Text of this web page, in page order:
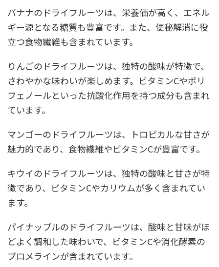
バナナのドライフルーツは、栄養価が高く、エネル
ギー源となる糖質も豊富です。また、便秘解消に役
立つ食物繊維も含まれています。
りんごのドライフルーツは、独特の酸味が特徴で、
さわやかな味わいが楽しめます。ビタミンCやポリ
フェノールといった抗酸化作用を持つ成分も含まれ
ています。
マンゴーのドライフルーツは、トロピカルな甘さが
魅力的であり、食物繊維やビタミンCが豊富です。
キウイのドライフルーツは、独特の酸味と甘さが特
徴であり、ビタミンCやカリウムが多く含まれてい
ます。
パイナップルのドライフルーツは、酸味と甘味がほ
どよく調和した味わいで、ビタミンCや消化酵素の
ブロメラインが含まれています。